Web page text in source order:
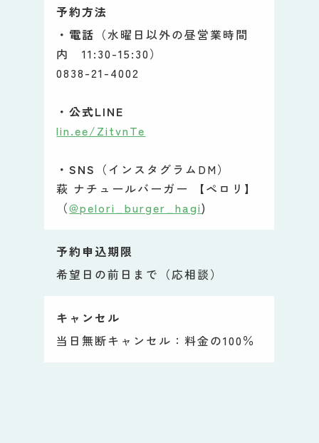
予約方法
・電話 （水曜日以外の昼営業時間
内 11:30-15:30）
0838-21-4002
・公式LINE
lin.ee/ZitvnTe
・SNS （インスタグラムDM）
萩 ナチュールバーガー 【ペロリ】
（@pelori_burger_hagi)
予約申込期限
希望日の前日まで（応相談）
キャンセル
当日無断キャンセル：料金の100％